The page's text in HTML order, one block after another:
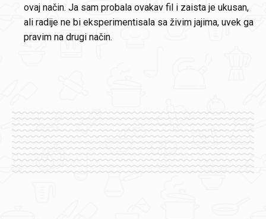
ovaj način. Ja sam probala ovakav fil i zaista je ukusan,
ali radije ne bi eksperimentisala sa živim jajima, uvek ga
pravim na drugi način.